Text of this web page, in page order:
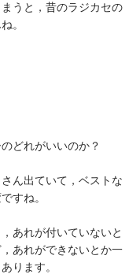
うと，昔のラジカセの
。
どれがいいのか？
ん出ていて，ベストな
すね。
あれが付いていないと
あれができないとか一
ります。